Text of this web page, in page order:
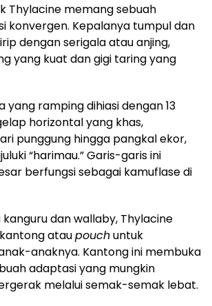
Thylacine memang sebuah
konvergen. Kepalanya tumpul dan
dengan serigala atau anjing,
yang kuat dan gigi taring yang
yang ramping dihiasi dengan 13
horizontal yang khas,
punggung hingga pangkal ekor,
“harimau.” Garis-garis ini
berfungsi sebagai kamuflase di
dan wallaby, Thylacine
ataupouchuntuk
anaknya. Kantong ini membuka
adaptasi yang mungkin
melalui semak-semak lebat.